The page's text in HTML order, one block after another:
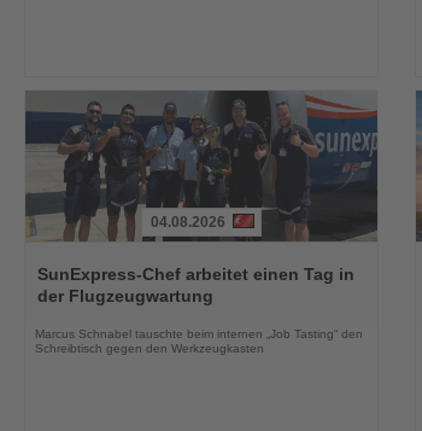
Sie
die
Nachrichten
04.08.2026
SunExpress-Chef arbeitet einen Tag in
der Flugzeugwartung
Marcus Schnabel tauschte beim internen „Job Tasting“ den
Schreibtisch gegen den Werkzeugkasten